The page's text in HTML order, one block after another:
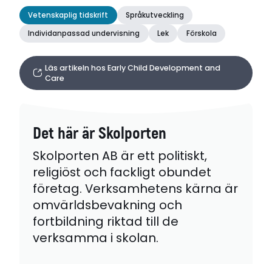
Vetenskaplig tidskrift
Språkutveckling
Individanpassad undervisning
Lek Förskola
Läs artikeln hos Early Child Development and
Care
Det här är Skolporten
Skolporten AB är ett politiskt,
religiöst och fackligt obundet
företag. Verksamhetens kärna är
omvärldsbevakning och
fortbildning riktad till de
verksamma i skolan.